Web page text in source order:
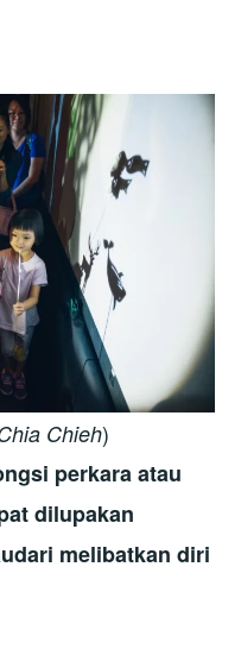
Chieh)
perkara atau
dilupakan
melibatkan diri